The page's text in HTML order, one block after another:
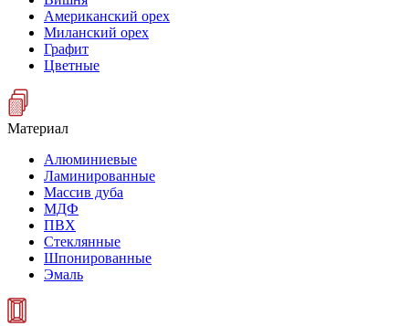
Американский орех
Миланский орех
Графит
Цветные
Материал
Алюминиевые
Ламинированные
Массив дуба
МДФ
ПВХ
Стеклянные
Шпонированные
Эмаль